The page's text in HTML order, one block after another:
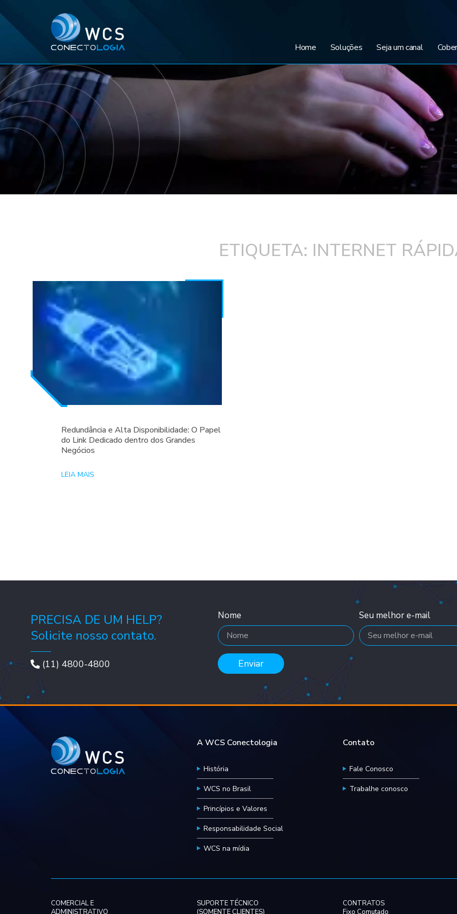
Home Soluções Seja um canal
ETIQUETA: INTERNET
Redundância e Alta Disponibilidade: O Papel
do Link Dedicado dentro dos Grandes
Negócios
LEIA MAIS
PRECISA DE UM HELP?
Solicite nosso contato.
(11) 4800-4800
Nome Seu melhor e-mail
Enviar
A WCS Conectologia
História
WCS no Brasil
Princípios e Valores
Responsabilidade Social
WCS na mídia
Contato
Fale Conosco
Trabalhe conosco
COMERCIAL E
ADMINISTRATIVO
SUPORTE TÉCNICO
(SOMENTE CLIENTES)
CONTRATOS
Fixo Comutado